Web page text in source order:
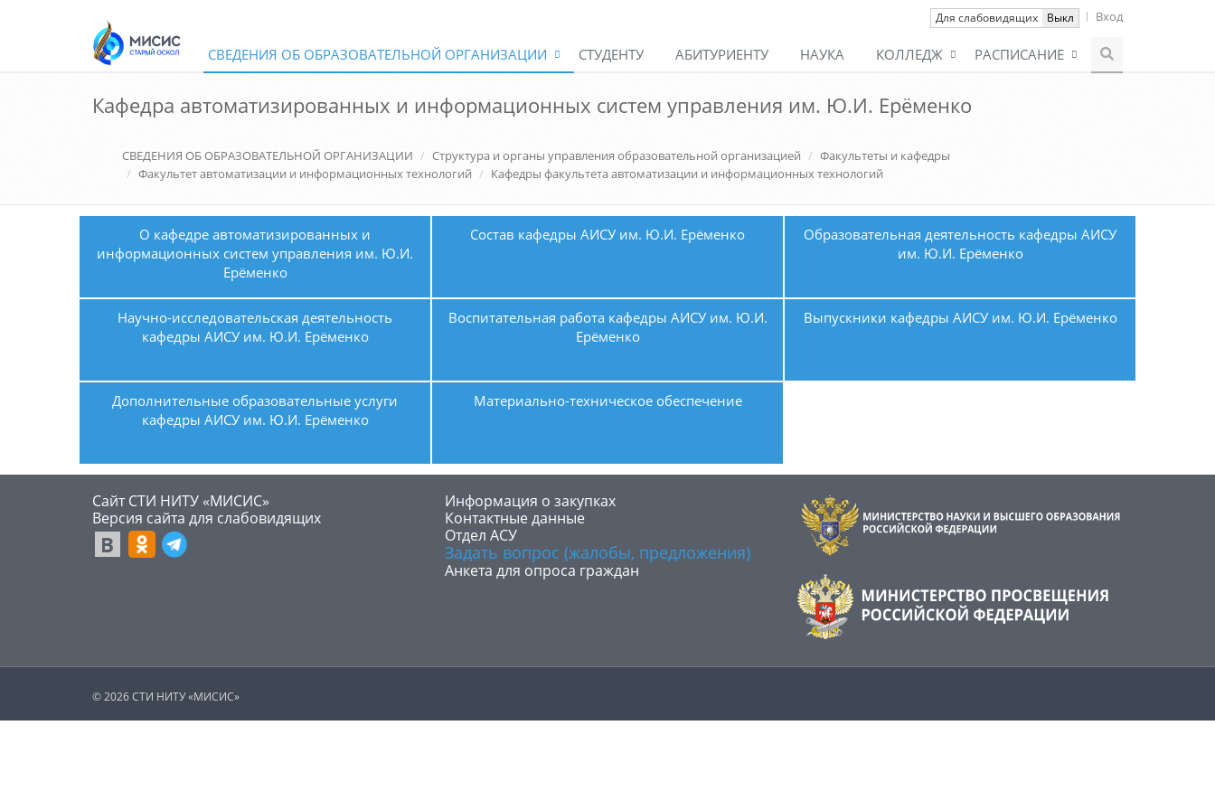
Для слабовидящих Выкл Вход
СВЕДЕНИЯ ОБ ОБРАЗОВАТЕЛЬНОЙ ОРГАНИЗАЦИИ СТУДЕНТУ АБИТУРИЕНТУ НАУКА КОЛЛЕДЖ РАСПИСАНИЕ
Кафедра автоматизированных и информационных систем управления им. Ю.И. Ерёменко
СВЕДЕНИЯ ОБ ОБРАЗОВАТЕЛЬНОЙ ОРГАНИЗАЦИИ Структура и органы управления образовательной организацией
Факультеты и кафедры
Факультет автоматизации и информационных технологий
Кафедры факультета автоматизации и информационных технологий
О кафедре автоматизированных и
информационных систем управления им. Ю.И.
Ерёменко
Состав кафедры АИСУ им. Ю.И. Ерёменко
Образовательная деятельность кафедры АИСУ
им. Ю.И. Ерёменко
Научно-исследовательская деятельность
кафедры АИСУ им. Ю.И. Ерёменко
Воспитательная работа кафедры АИСУ им. Ю.И.
Ерёменко
Выпускники кафедры АИСУ им. Ю.И. Ерёменко
Дополнительные образовательные услуги
кафедры АИСУ им. Ю.И. Ерёменко
Материально-техническое обеспечение
Сайт СТИ НИТУ «МИСИС»
​Версия сайта для слабовидящих
​Информация о закупках
Контактные данные
Отдел АСУ
Задать вопрос (жалобы, предложения)
Анкета для опроса граждан
© 2026 СТИ НИТУ «МИСИС»